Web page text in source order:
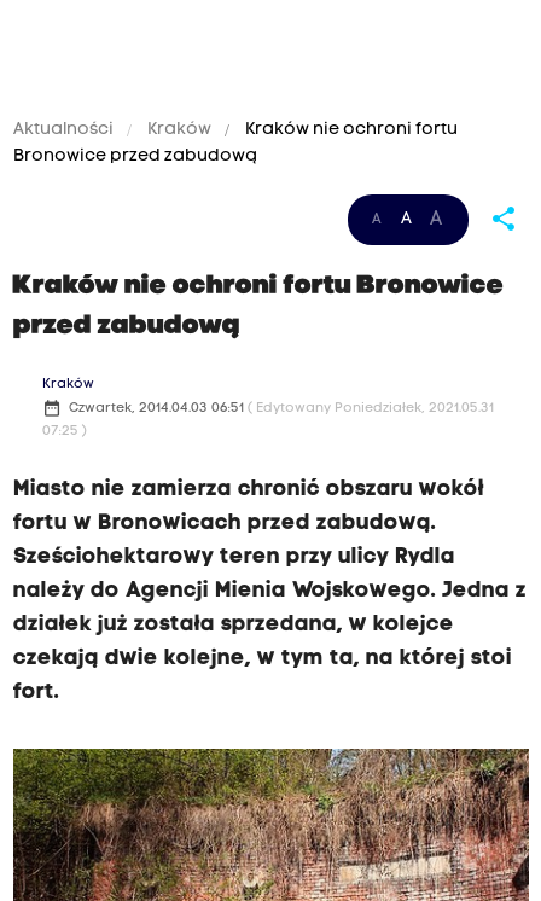
Aktualności Kraków
Kraków nie ochroni fortu
Bronowice przed zabudową
A A A share
Kraków nie ochroni fortu Bronowice
przed zabudową
Kraków
date_range Czwartek, 2014.04.03 06:51 ( Edytowany Poniedziałek, 2021.05.31
07:25 )
Miasto nie zamierza chronić obszaru wokół
fortu w Bronowicach przed zabudową.
Sześciohektarowy teren przy ulicy Rydla
należy do Agencji Mienia Wojskowego. Jedna z
działek już została sprzedana, w kolejce
czekają dwie kolejne, w tym ta, na której stoi
fort.